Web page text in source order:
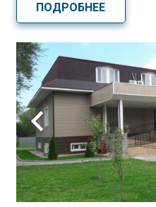
ПОДРОБНЕЕ